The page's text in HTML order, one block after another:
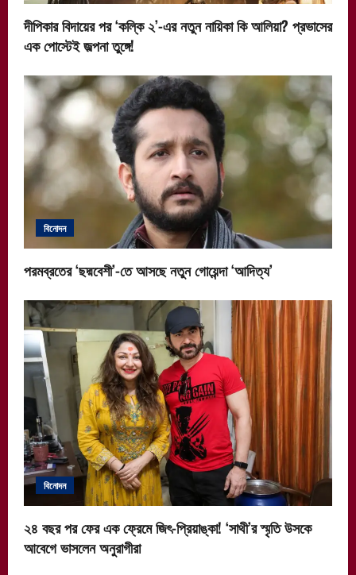
o
n
দীপিকার বিদায়ের পর ‘কল্কি ২’-এর নতুন নায়িকা কি আলিয়া? প্রভাসের
এক পোস্টেই জল্পনা তুঙ্গে!
বিনোদন
পরমব্রতের ‘ছদ্মবেশী’-তে আসছে নতুন গোয়েন্দা ‘আদিত্য’
বিনোদন
২৪ বছর পর ফের এক ফ্রেমে জিৎ-প্রিয়াঙ্কা! ‘সাথী’র স্মৃতি উসকে
আবেগে ভাসলেন অনুরাগীরা